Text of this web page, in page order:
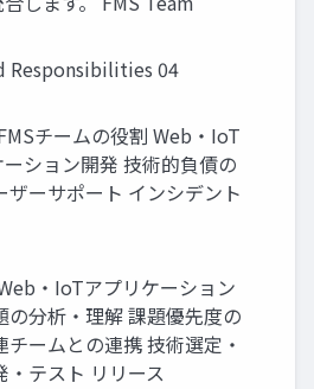
Responsibilities 04
チームの役割 Web・IoT
ション開発 技術的負債の
ザーサポート インシデント
・IoTアプリケーション
の分析・理解 課題優先度の
チームとの連携 技術選定・
・テスト リリース